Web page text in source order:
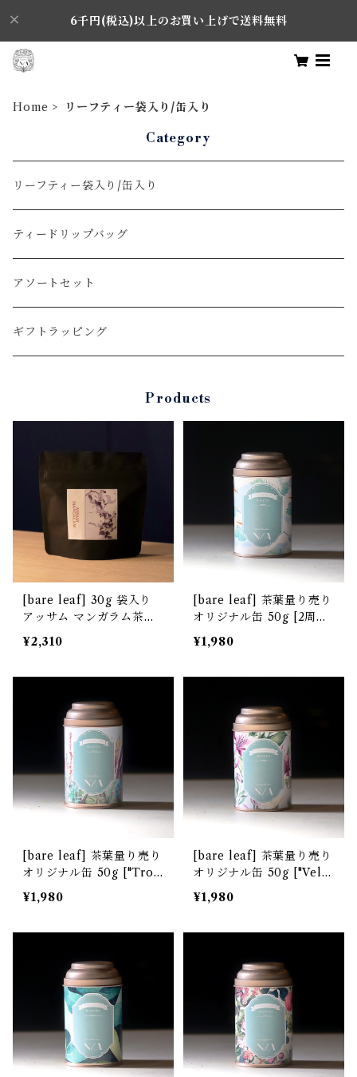
6千円(税込)以上のお買い上げで送料無料
Home リーフティー袋入り/缶入り
Category
リーフティー袋入り/缶入り
ティードリップバッグ
アソートセット
ギフトラッピング
Products
[bare leaf] 30g 袋入り
アッサム マンガラム茶園
[非水百花譜デザイン]
¥2,310
[bare leaf] 茶葉量り売り
オリジナル缶 50g [2周年
記念 限定デザイン "鶴"]
¥1,980
[bare leaf] 茶葉量り売り
オリジナル缶 50g ["Trop
ical Garden" デザイン]
¥1,980
[bare leaf] 茶葉量り売り
オリジナル缶 50g ["Velv
et Lily" デザイン]
¥1,980